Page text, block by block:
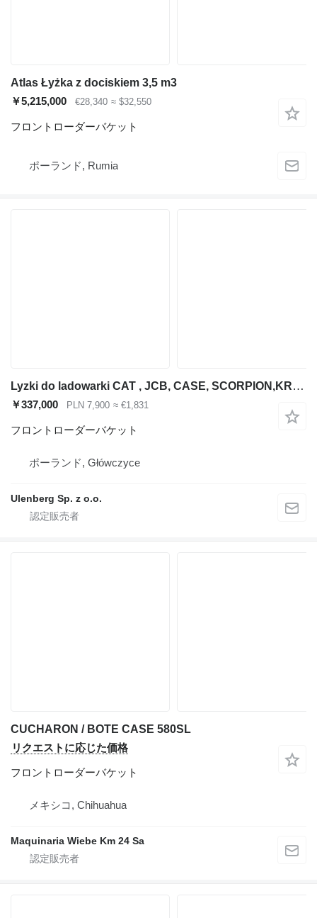
Atlas Łyżka z dociskiem 3,5 m3
￥5,215,000
€28,340 ≈ $32,550
フロントローダーバケット
ポーランド, Rumia
Lyzki do ladowarki CAT , JCB, CASE, SCORPION,KRAME
￥337,000 PLN 7,900 ≈ €1,831
フロントローダーバケット
ポーランド, Główczyce
Ulenberg Sp. z o.o.
CUCHARON / BOTE CASE 580SL
リクエストに応じた価格
フロントローダーバケット
メキシコ, Chihuahua
Maquinaria Wiebe Km 24 Sa